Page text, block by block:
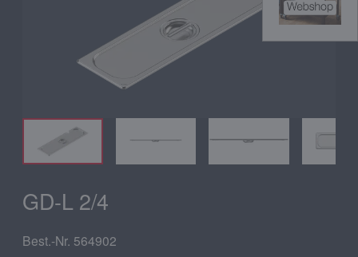
GD-L 2/4
Best.-Nr. 564902